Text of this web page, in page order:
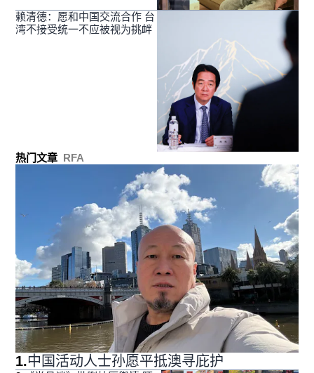
赖清德：愿和中国交流合作 台
湾不接受统一不应被视为挑衅
热门文章 RFA
1.中国活动人士孙愿平抵澳寻庇护